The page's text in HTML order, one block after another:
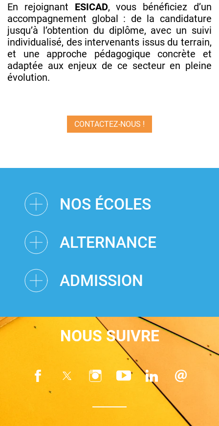
En rejoignant ESICAD, vous bénéficiez d’un
accompagnement global : de la candidature
jusqu’à l’obtention du diplôme, avec un suivi
individualisé, des intervenants issus du terrain,
et une approche pédagogique concrète et
adaptée aux enjeux de ce secteur en pleine
évolution.
CONTACTEZ-NOUS !
NOS ÉCOLES
ALTERNANCE
ADMISSION
NOUS SUIVRE